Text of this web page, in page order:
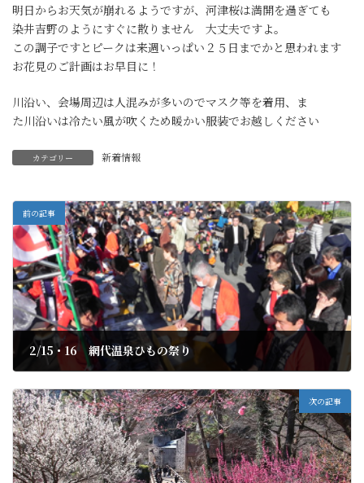
明日からお天気が崩れるようですが、河津桜は満開を過ぎても
染井吉野のようにすぐに散りません 大丈夫ですよ。
この調子ですとピークは来週いっぱい２５日までかと思われます
お花見のご計画はお早目に！
川沿い、会場周辺は人混みが多いのでマスク等を着用、ま
た川沿いは冷たい風が吹くため暖かい服装でお越しください
カテゴリー 新着情報
前の記事
2/15・16 網代温泉ひもの祭り
次の記事